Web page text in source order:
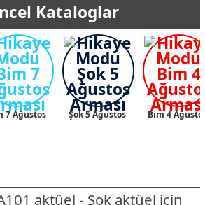
Kataloglar
7 Ağustos Şok 5 Ağustos Bim 4
aktüel - Şok aktüel için